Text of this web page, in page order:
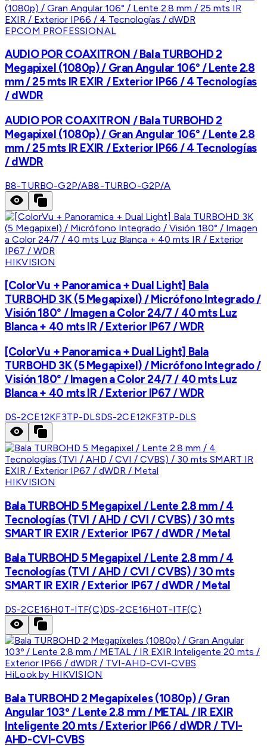
EPCOM PROFESSIONAL
AUDIO POR COAXITRON / Bala TURBOHD 2
Megapixel (1080p) / Gran Angular 106° / Lente 2.8
mm / 25 mts IR EXIR / Exterior IP66 / 4 Tecnologías
/ dWDR
AUDIO POR COAXITRON / Bala TURBOHD 2
Megapixel (1080p) / Gran Angular 106° / Lente 2.8
mm / 25 mts IR EXIR / Exterior IP66 / 4 Tecnologías
/ dWDR
B8-TURBO-G2P/AB8-TURBO-G2P/A
HIKVISION
[ColorVu + Panoramica + Dual Light] Bala
TURBOHD 3K (5 Megapixel) / Micrófono Integrado /
Visión 180° / Imagen a Color 24/7 / 40 mts Luz
Blanca + 40 mts IR / Exterior IP67 / WDR
[ColorVu + Panoramica + Dual Light] Bala
TURBOHD 3K (5 Megapixel) / Micrófono Integrado /
Visión 180° / Imagen a Color 24/7 / 40 mts Luz
Blanca + 40 mts IR / Exterior IP67 / WDR
DS-2CE12KF3TP-DLSDS-2CE12KF3TP-DLS
HIKVISION
Bala TURBOHD 5 Megapixel / Lente 2.8 mm / 4
Tecnologías (TVI / AHD / CVI / CVBS) / 30 mts
SMART IR EXIR / Exterior IP67 / dWDR / Metal
Bala TURBOHD 5 Megapixel / Lente 2.8 mm / 4
Tecnologías (TVI / AHD / CVI / CVBS) / 30 mts
SMART IR EXIR / Exterior IP67 / dWDR / Metal
DS-2CE16H0T-ITF(C)DS-2CE16H0T-ITF(C)
HiLook by HIKVISION
Bala TURBOHD 2 Megapíxeles (1080p) / Gran
Angular 103º / Lente 2.8 mm / METAL / IR EXIR
Inteligente 20 mts / Exterior IP66 / dWDR / TVI-
AHD-CVI-CVBS